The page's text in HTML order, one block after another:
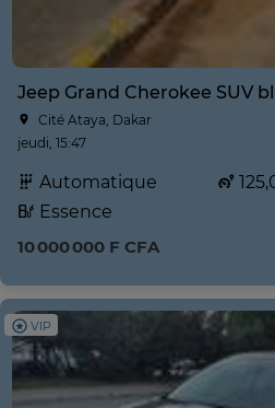
Jeep Grand Cherokee SUV
Cité Ataya, Dakar
jeudi, 15:47
Automatique
Essence
10 000 000 F CFA
VIP